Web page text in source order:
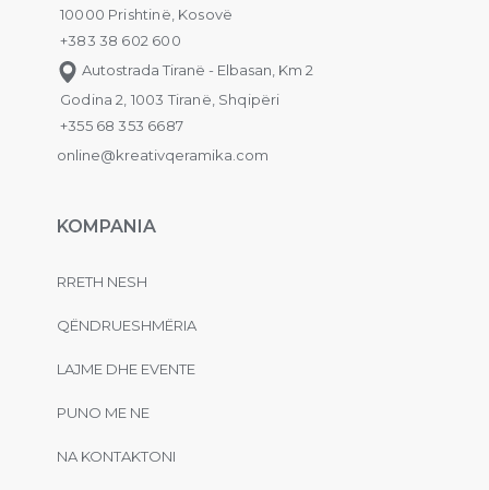
10000 Prishtinë, Kosovë
+383 38 602 600
Autostrada Tiranë - Elbasan, Km 2
Godina 2, 1003 Tiranë, Shqipëri
+355 68 353 6687
online@kreativqeramika.com
KOMPANIA
RRETH NESH
QËNDRUESHMËRIA
LAJME DHE EVENTE
PUNO ME NE
NA KONTAKTONI